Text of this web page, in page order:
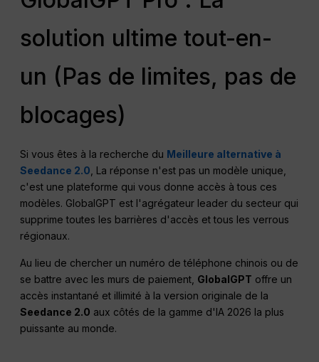
solution ultime tout-en-
un (Pas de limites, pas de
blocages)
Si vous êtes à la recherche du Meilleure alternative à
Seedance 2.0 , La réponse n'est pas un modèle unique,
c'est une plateforme qui vous donne accès à tous ces
modèles. GlobalGPT est l'agrégateur leader du secteur qui
supprime toutes les barrières d'accès et tous les verrous
régionaux.
Au lieu de chercher un numéro de téléphone chinois ou de
se battre avec les murs de paiement, GlobalGPT offre un
accès instantané et illimité à la version originale de la
Seedance 2.0 aux côtés de la gamme d'IA 2026 la plus
puissante au monde.